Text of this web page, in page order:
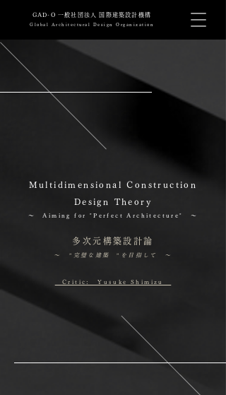
Global Architectural Design Organization
​GAD-O 一般社団法人 国際建築設計機構
Multidimensional Construction
Design Theory
～ Aiming for "Perfect Architecture" ～
多次元構築設計論
～ ”完璧な建築 ”を目指して ～
​Critic: Yusuke Shimizu